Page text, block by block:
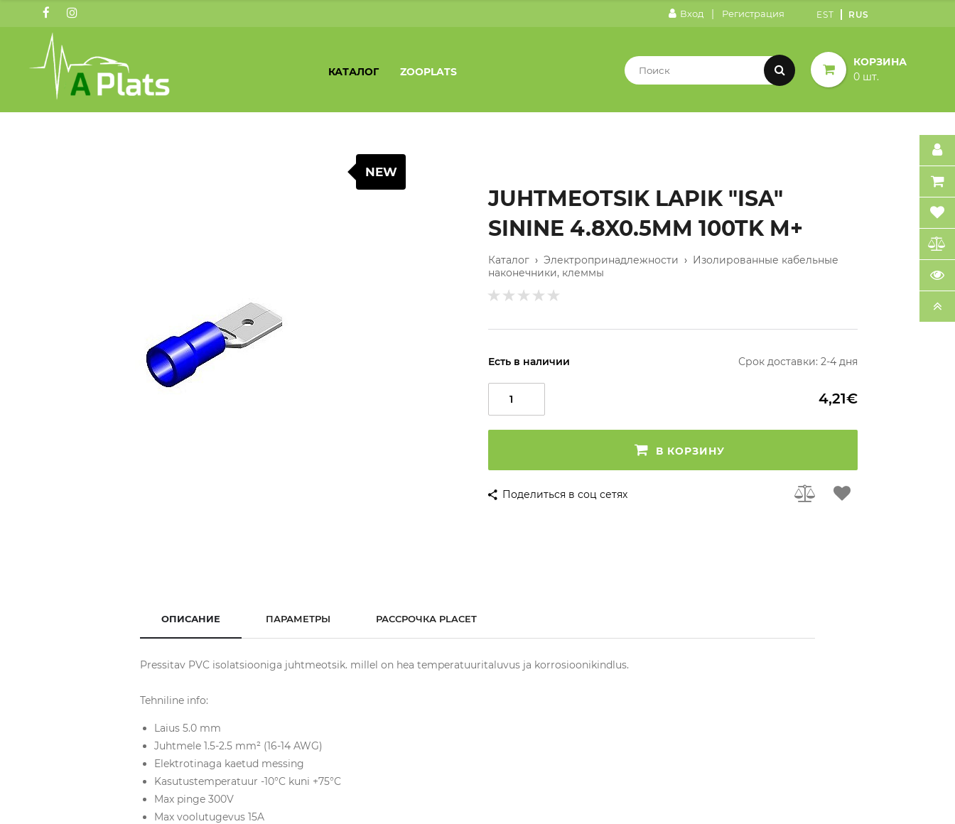
Вход | Регистрация EST RUS
КАТАЛОГ ZOOPLATS
КОРЗИНА
0 шт.
NEW
JUHTMEOTSIK LAPIK "ISA"
SININE 4.8X0.5MM 100TK M+
Каталог › Электропринадлежности › Изолированные кабельные
наконечники, клеммы
Есть в наличии Срок доставки: 2-4 дня
4,21€
В КОРЗИНУ
Поделиться в соц сетях
ОПИСАНИЕ ПАРАМЕТРЫ РАССРОЧКА PLACET
Pressitav PVC isolatsiooniga juhtmeotsik. millel on hea temperatuuritaluvus ja korrosioonikindlus.
Tehniline info:
Laius 5.0 mm
Juhtmele 1.5-2.5 mm² (16-14 AWG)
Elektrotinaga kaetud messing
Kasutustemperatuur -10°C kuni +75°C
Max pinge 300V
Max voolutugevus 15A